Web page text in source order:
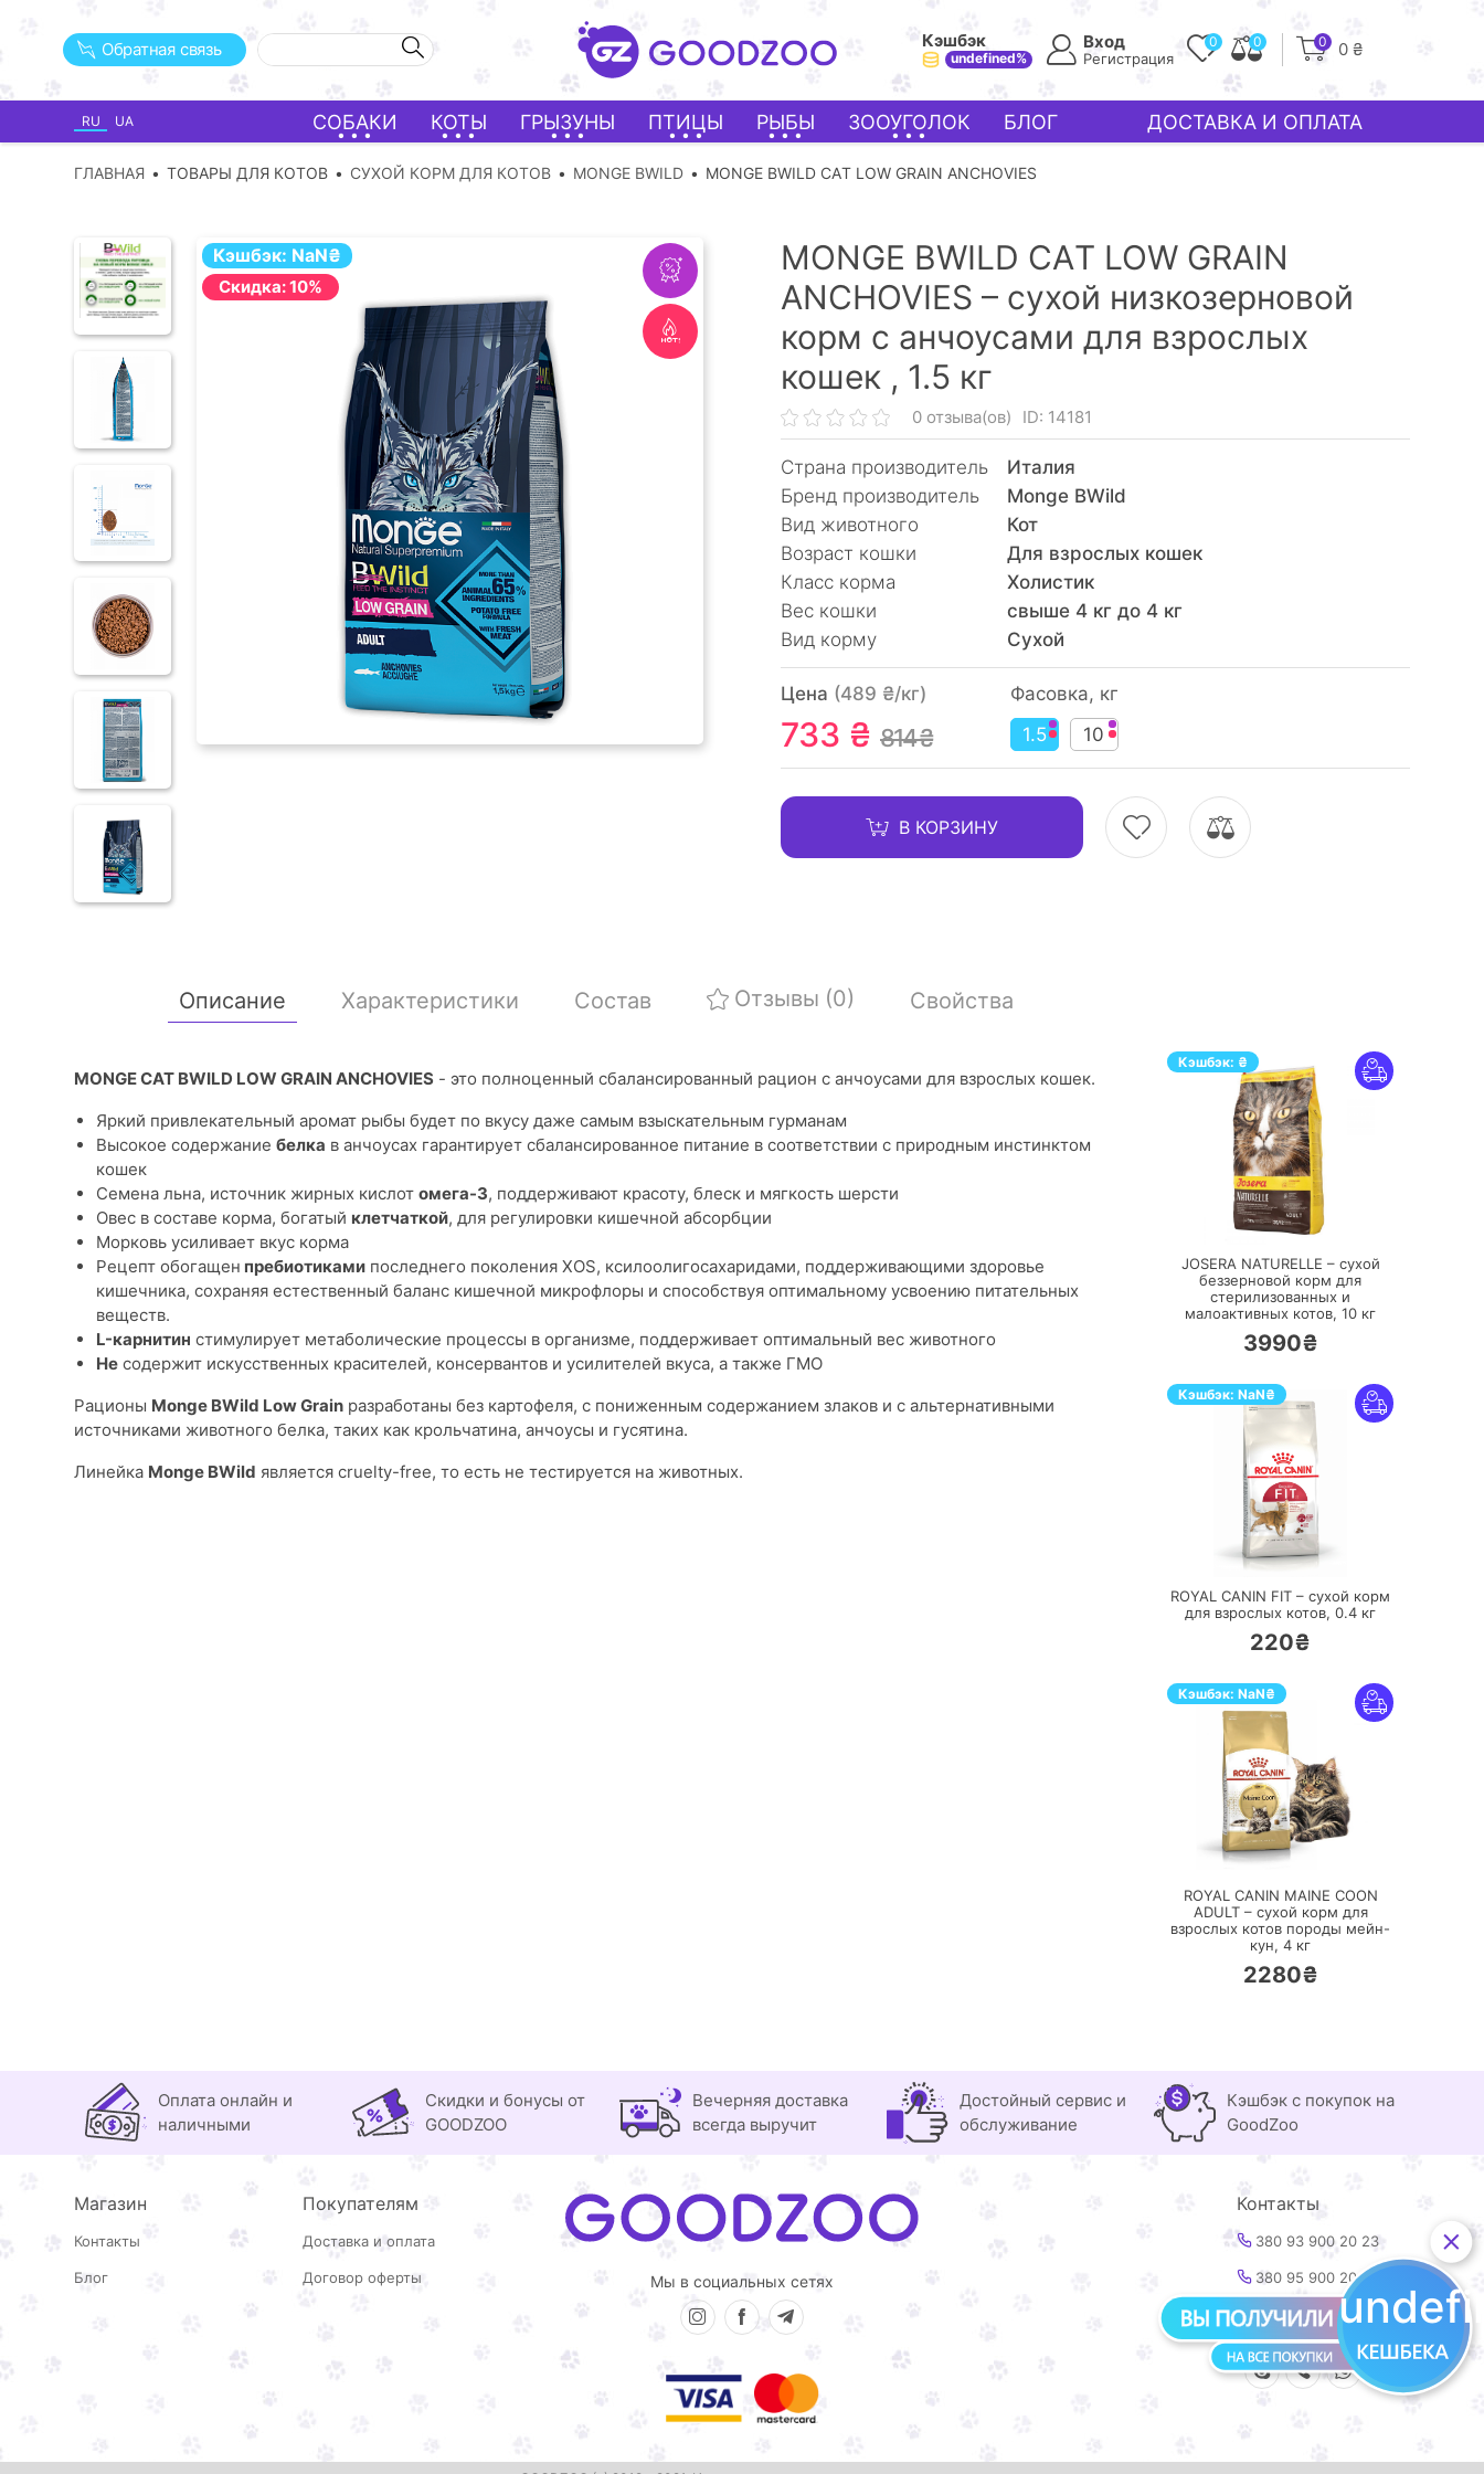
Обратная связь Кэшбэк
undefined%
Вход
Регистрация
0 0 0 0 ₴
RU UA СОБАКИ КОТЫ ГРЫЗУНЫ ПТИЦЫ РЫБЫ ЗООУГОЛОК БЛОГ ДОСТАВКА И ОПЛАТА
ГЛАВНАЯ ТОВАРЫ ДЛЯ КОТОВ СУХОЙ КОРМ ДЛЯ КОТОВ MONGE BWILD MONGE BWILD CAТ LOW GRAIN ANCHOVIES
Кэшбэк: NaN₴
Cкидка: 10%
MONGE BWILD CAТ LOW GRAIN
ANCHOVIES – сухой низкозерновой
корм с анчоусами для взрослых
кошек , 1.5 кг
0 отзыва(ов) ID: 14181
Страна производитель
Италия
Бренд производитель
Monge BWild
Вид животного
Кот
Возраст кошки
Для взрослых кошек
Класс корма
Холистик
Вес кошки
свыше 4 кг до 4 кг
Вид корму
Сухой
Цена (489 ₴/кг)
733 ₴ 814 ₴
Фасовка, кг
1.5
10
В КОРЗИНУ
Описание Характеристики Состав Отзывы (0) Свойства
MONGE CAT BWILD LOW GRAIN ANCHOVIES - это полноценный сбалансированный рацион с анчоусами для взрослых кошек.
Яркий привлекательный аромат рыбы будет по вкусу даже самым взыскательным гурманам
Высокое содержание белка в анчоусах гарантирует сбалансированное питание в соответствии с природным инстинктом
кошек
Семена льна, источник жирных кислот омега-3, поддерживают красоту, блеск и мягкость шерсти
Овес в составе корма, богатый клетчаткой, для регулировки кишечной абсорбции
Морковь усиливает вкус корма
Рецепт обогащен пребиотиками последнего поколения XOS, ксилоолигосахаридами, поддерживающими здоровье
кишечника, сохраняя естественный баланс кишечной микрофлоры и способствуя оптимальному усвоению питательных
веществ.
L-карнитин стимулирует метаболические процессы в организме, поддерживает оптимальный вес животного
Не содержит искусственных красителей, консервантов и усилителей вкуса, а также ГМО
Рационы Monge BWild Low Grain разработаны без картофеля, с пониженным содержанием злаков и с альтернативными
источниками животного белка, таких как крольчатина, анчоусы и гусятина.
Линейка Monge BWild является cruelty-free, то есть не тестируется на животных.
Кэшбэк: ₴
ПЕРЕЙТИ
JOSERA NATURELLE – сухой
беззерновой корм для
стерилизованных и
малоактивных котов, 10 кг
3990₴
Кэшбэк: NaN₴
ПЕРЕЙТИ
ROYAL CANIN FIT – сухой корм
для взрослых котов, 0.4 кг
220₴
Кэшбэк: NaN₴
ПЕРЕЙТИ
ROYAL CANIN MAINE COON
ADULT – сухой корм для
взрослых котов породы мейн-
кун, 4 кг
2280₴
Оплата онлайн и
наличными
Скидки и бонусы от
GOODZOO
Вечерняя доставка
всегда выручит
Достойный сервис и
обслуживание
Кэшбэк с покупок на
GoodZoo
Магазин
Контакты
Блог
Покупателям
Доставка и оплата
Договор оферты Мы в социальных сетях
Контакты
380 93 900 20 23
380 95 900 20 23
info@goodzoo.com.ua